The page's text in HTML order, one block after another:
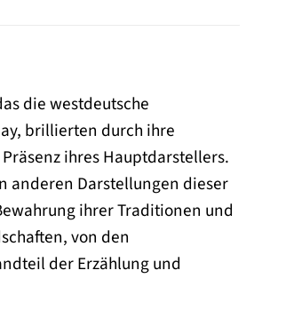
die westdeutsche
brillierten durch ihre
ihres Hauptdarstellers.
anderen Darstellungen dieser
ihrer Traditionen und
von den
der Erzählung und